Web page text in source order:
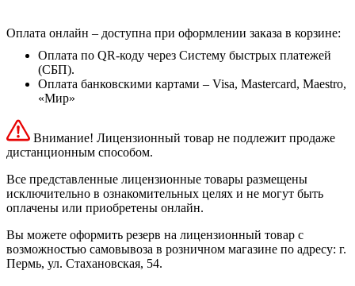
Оплата онлайн – доступна при оформлении заказа в корзине:
Оплата по QR-коду через Систему быстрых платежей
(СБП).
Оплата банковскими картами – Visa, Mastercard, Maestro,
«Мир»
Внимание! Лицензионный товар не подлежит продаже
дистанционным способом.
Все представленные лицензионные товары размещены
исключительно в ознакомительных целях и не могут быть
оплачены или приобретены онлайн.
Вы можете оформить резерв на лицензионный товар с
возможностью самовывоза в розничном магазине по адресу: г.
Пермь, ул. Стахановская, 54.